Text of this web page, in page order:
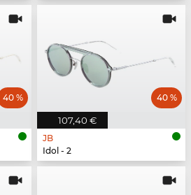
40 %
107,40 €
40 %
JB
Idol - 2